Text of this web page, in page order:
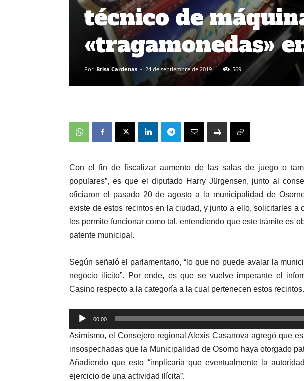
técnico de
«tragamonedas»
Por Brisa Cardenas - 24 de septiembre de 2019 569
Con el fin de fiscalizar aumento de las salas de juego o
populares”, es que el diputado Harry Jürgensen, junto al
oficiaron el pasado 20 de agosto a la municipalidad de
existe de estos recintos en la ciudad, y junto a ello, solicitarles a
les permite funcionar como tal, entendiendo que este trámite es
patente municipal.
Según señaló el parlamentario, “lo que no puede avalar la
negocio ilícito”. Por ende, es que se vuelve imperante el
Casino respecto a la categoría a la cual pertenecen estos recintos.
Reproductor
de
audio
00:00
Asimismo, el Consejero regional Alexis Casanova agregó que
insospechadas que la Municipalidad de Osorno haya otorgado
Añadiendo que esto “implicaría que eventualmente la
ejercicio de una actividad ilícita”.